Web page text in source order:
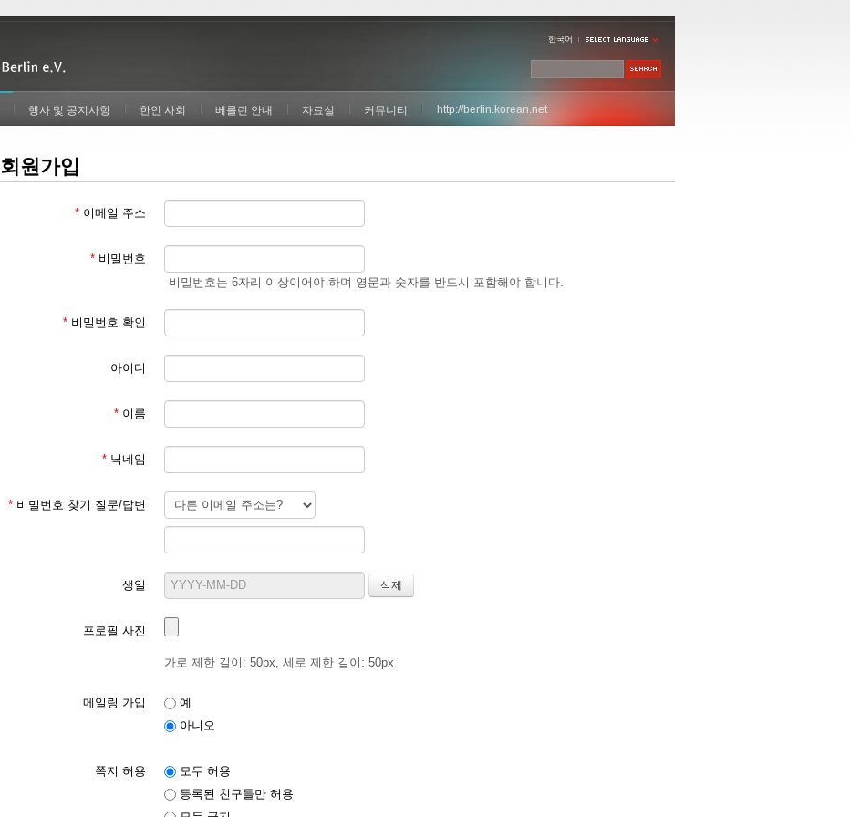
한국어
행사 및 공지사항 한인 사회 베를린 안내 자료실 커뮤니티 http://berlin.korean.net
회원가입
* 이메일 주소
* 비밀번호
비밀번호는 6자리 이상이어야 하며 영문과 숫자를 반드시 포함해야 합니다.
* 비밀번호 확인
아이디
* 이름
* 닉네임
* 비밀번호 찾기 질문/답변
생일
프로필 사진
가로 제한 길이: 50px, 세로 제한 길이: 50px
메일링 가입
예
아니오
쪽지 허용
모두 허용
등록된 친구들만 허용